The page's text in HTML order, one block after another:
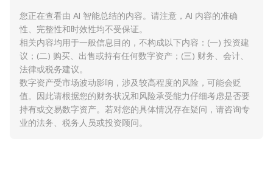
您正在查看由 AI 智能总结的内容。请注意，AI 内容的准确
性、完整性和时效性均不受保证。
相关内容均用于一般信息目的，不构成以下内容：(一) 投资建
议；(二) 购买、出售或持有任何数字资产；(三) 财务、会计、
法律或税务建议。
数字资产受市场波动影响，涉及较高程度的风险，可能会贬
值。因此请根据您的财务状况和风险承受能力仔细考虑是否要
持有或交易数字资产。若对您的具体情况存在疑问，请咨询专
业的法务、税务人员或投资顾问。